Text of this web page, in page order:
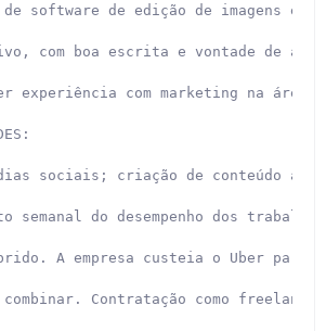
de software de edição de imagens e
com boa escrita e vontade de
Ter experiência com marketing na
sociais; criação de conteúdo
semanal do desempenho dos
A empresa custeia o Uber
A combinar. Contratação como